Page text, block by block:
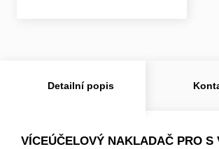
Detailní popis
VÍCEÚČELOVÝ NAKLADAČ PRO S